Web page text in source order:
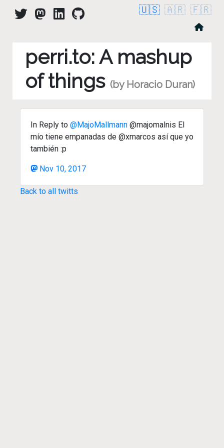
🇺🇸 🇦🇷 🇫🇷
perri.to: A mashup
of things (by Horacio Duran)
In Reply to @MajoMallmann @majomalnis El
mío tiene empanadas de @xmarcos así que yo
también :p
Nov 10, 2017
Back to all twitts